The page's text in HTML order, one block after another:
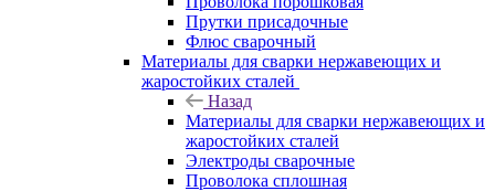
Прутки присадочные
Флюс сварочный
Материалы для сварки нержавеющих и
жаростойких сталей
Назад
Материалы для сварки нержавеющих и
жаростойких сталей
Электроды сварочные
Проволока сплошная